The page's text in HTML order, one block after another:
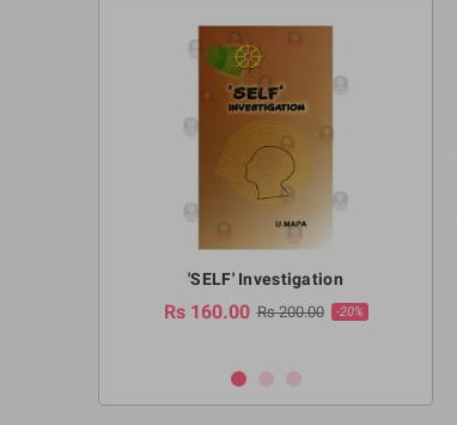
'SELF' Investigation
Rs 160.00 Rs 200.00 -20%